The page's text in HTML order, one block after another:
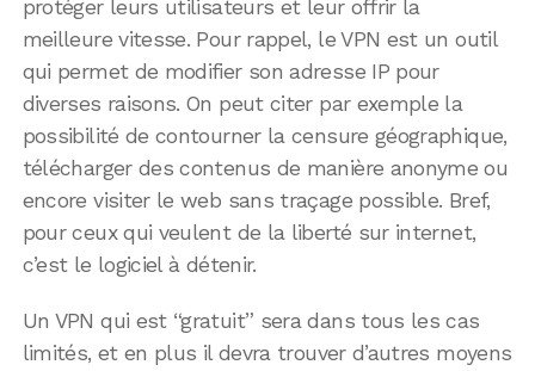
protéger leurs utilisateurs et leur offrir la
meilleure vitesse. Pour rappel, le VPN est un outil
qui permet de modifier son adresse IP pour
diverses raisons. On peut citer par exemple la
possibilité de contourner la censure géographique,
télécharger des contenus de manière anonyme ou
encore visiter le web sans traçage possible. Bref,
pour ceux qui veulent de la liberté sur internet,
c’est le logiciel à détenir.
Un VPN qui est “gratuit” sera dans tous les cas
limités, et en plus il devra trouver d’autres moyens